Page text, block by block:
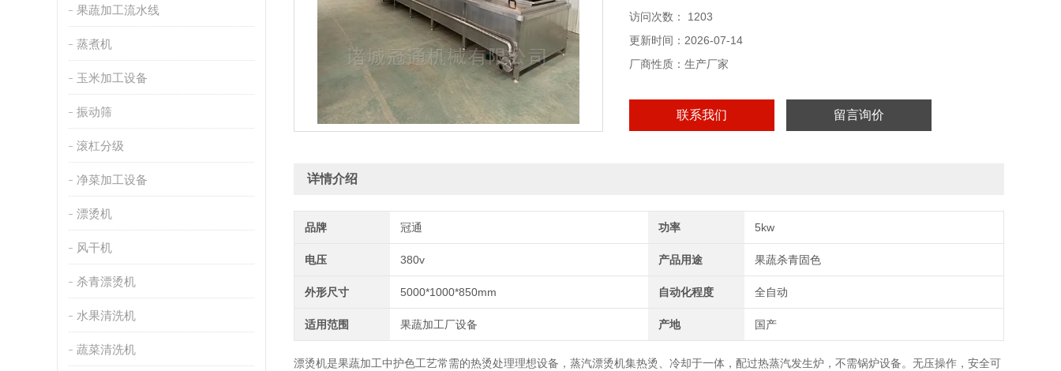
果蔬加工流水线
蒸煮机
玉米加工设备
振动筛
滚杠分级
净菜加工设备
漂烫机
风干机
杀青漂烫机
水果清洗机
蔬菜清洗机
访问次数： 1203
更新时间：2026-07-14
厂商性质：生产厂家
联系我们 留言询价
详情介绍
品牌 冠通 功率 5kw
电压 380v 产品用途 果蔬杀青固色
外形尺寸 5000*1000*850mm 自动化程度 全自动
适用范围 果蔬加工厂设备 产地 国产
漂烫机是果蔬加工中护色工艺常需的热烫处理理想设备，蒸汽漂烫机集热烫、冷却于一体，配过热蒸汽发生炉，不需锅炉设备。无压操作，安全可